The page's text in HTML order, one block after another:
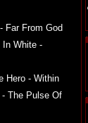
Far From God
In White -
Hero - Within
The Pulse Of